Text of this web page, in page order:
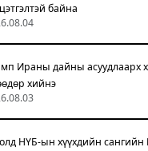
байна
Ираны дайны асуудлаарх
хийнэ
НҮБ-ын хүүхдийн сангийн